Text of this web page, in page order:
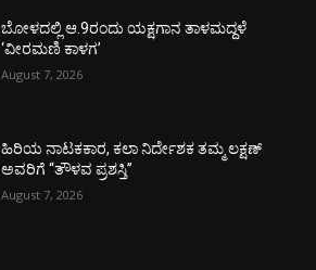
ಬೋಳದಲ್ಲಿ ಆ.9ರಂದು ಯಕ್ಷಗಾನ ತಾಳಮದ್ದಳೆ
‘ವೀರಮಣಿ ಕಾಳಗ’
August 7, 2026
ಹಿರಿಯ ನಾಟಕಕಾರ, ಕಲಾ ನಿರ್ದೇಶಕ ತಮ್ಮ ಲಕ್ಷಣ್
ಅವರಿಗೆ “ತೌಳವ ಪ್ರಶಸ್ತಿ”
August 7, 2026